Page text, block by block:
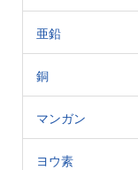
亜鉛
銅
マンガン
ヨウ素